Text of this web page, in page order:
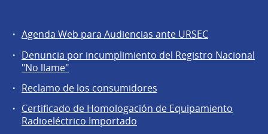
Servicios
comunidad
Agenda Web para Audiencias ante URSEC
Denuncia por incumplimiento del Registro Nacional
"No llame"
Reclamo de los consumidores
Certificado de Homologación de Equipamiento
Radioeléctrico Importado